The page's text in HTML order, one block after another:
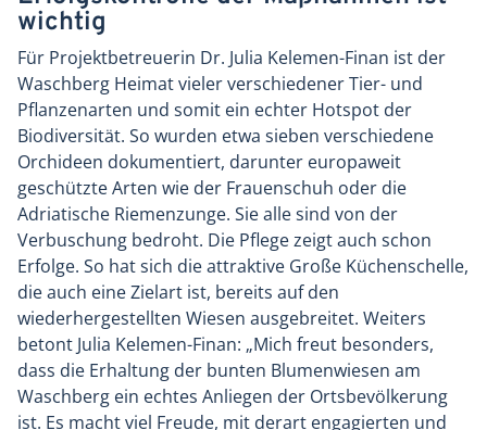
wichtig
Für Projektbetreuerin Dr. Julia Kelemen-Finan ist der
Waschberg Heimat vieler verschiedener Tier- und
Pflanzenarten und somit ein echter Hotspot der
Biodiversität. So wurden etwa sieben verschiedene
Orchideen dokumentiert, darunter europaweit
geschützte Arten wie der Frauenschuh oder die
Adriatische Riemenzunge. Sie alle sind von der
Verbuschung bedroht. Die Pflege zeigt auch schon
Erfolge. So hat sich die attraktive Große Küchenschelle,
die auch eine Zielart ist, bereits auf den
wiederhergestellten Wiesen ausgebreitet. Weiters
betont Julia Kelemen-Finan: „Mich freut besonders,
dass die Erhaltung der bunten Blumenwiesen am
Waschberg ein echtes Anliegen der Ortsbevölkerung
ist. Es macht viel Freude, mit derart engagierten und